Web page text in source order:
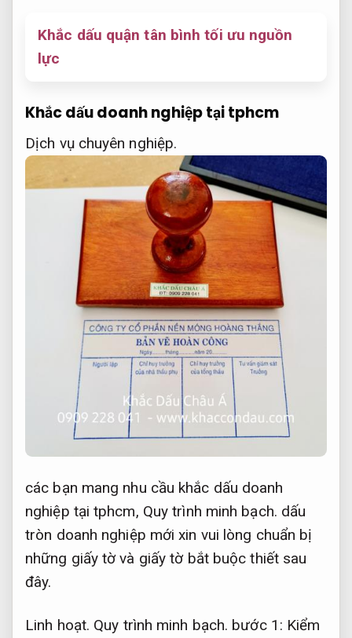
Khắc dấu quận tân bình tối ưu nguồn
lực
Khắc dấu doanh nghiệp tại tphcm
Dịch vụ chuyên nghiệp.
các bạn mang nhu cầu khắc dấu doanh
nghiệp tại tphcm, Quy trình minh bạch. dấu
tròn doanh nghiệp mới xin vui lòng chuẩn bị
những giấy tờ và giấy tờ bắt buộc thiết sau
đây.
Linh hoạt. Quy trình minh bạch. bước 1: Kiểm